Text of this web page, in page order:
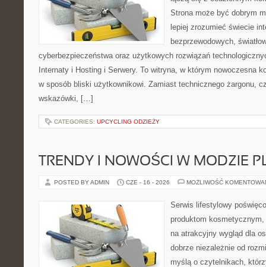
Strona może być dobrym
lepiej zrozumieć świecie
bezprzewodowych,
cyberbezpieczeństwa oraz użytkowych rozwiązań
Internaty i Hosting i Serwery. To witryna, w którym nowoczesna
w sposób bliski użytkownikowi. Zamiast technicznego żargonu,
wskazówki, […]
CATEGORIES: UPCYCLING ODZIEŻY
TRENDY I NOWOŚCI W MODZIE
POSTED BY ADMIN CZE - 16 - 2026 MOŻLIWOŚĆ
Serwis lifestylowy
produktom
na atrakcyjny wygląd dla
dobrze niezależnie od
myślą o czytelnikach,